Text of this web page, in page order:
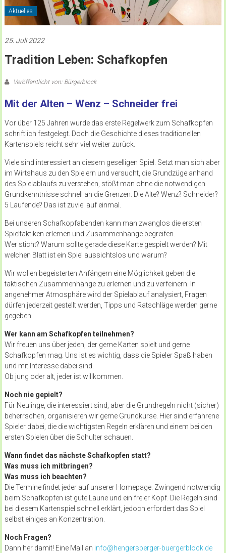
Aktuelles
25. Juli 2022
Tradition Leben: Schafkopfen
Veröffentlicht von: Bürgerblock
Mit der Alten – Wenz – Schneider frei
Vor über 125 Jahren wurde das erste Regelwerk zum Schafkopfen
schriftlich festgelegt. Doch die Geschichte dieses traditionellen
Kartenspiels reicht sehr viel weiter zurück.
Viele sind interessiert an diesem geselligen Spiel. Setzt man sich aber
im Wirtshaus zu den Spielern und versucht, die Grundzüge anhand
des Spielablaufs zu verstehen, stößt man ohne die notwendigen
Grundkenntnisse schnell an die Grenzen. Die Alte? Wenz? Schneider?
5 Laufende? Das ist zuviel auf einmal.
Bei unseren Schafkopfabenden kann man zwanglos die ersten
Spieltaktiken erlernen und Zusammenhänge begreifen.
Wer sticht? Warum sollte gerade diese Karte gespielt werden? Mit
welchen Blatt ist ein Spiel aussichtslos und warum?
Wir wollen begeisterten Anfängern eine Möglichkeit geben die
taktischen Zusammenhänge zu erlernen und zu verfeinern. In
angenehmer Atmosphäre wird der Spielablauf analysiert, Fragen
dürfen jederzeit gestellt werden, Tipps und Ratschläge werden gerne
gegeben.
Wer kann am Schafkopfen teilnehmen?
Wir freuen uns über jeden, der gerne Karten spielt und gerne
Schafkopfen mag. Uns ist es wichtig, dass die Spieler Spaß haben
und mit Interesse dabei sind.
Ob jung oder alt, jeder ist willkommen.
Noch nie gepielt?
Für Neulinge, die interessiert sind, aber die Grundregeln nicht (sicher)
beherrschen, organisieren wir gerne Grundkurse. Hier sind erfahrene
Spieler dabei, die die wichtigsten Regeln erklären und einem bei den
ersten Spielen über die Schulter schauen.
Wann findet das nächste Schafkopfen statt?
Was muss ich mitbringen?
Was muss ich beachten?
Die Termine findet jeder auf unserer Homepage. Zwingend notwendig
beim Schafkopfen ist gute Laune und ein freier Kopf. Die Regeln sind
bei diesem Kartenspiel schnell erklärt, jedoch erfordert das Spiel
selbst einiges an Konzentration.
Noch Fragen?
Dann her damit! Eine Mail an info@hengersberger-buergerblock.de